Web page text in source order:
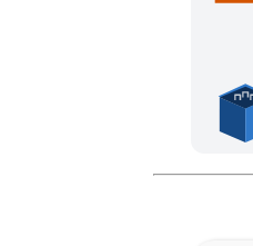
Achetez 4